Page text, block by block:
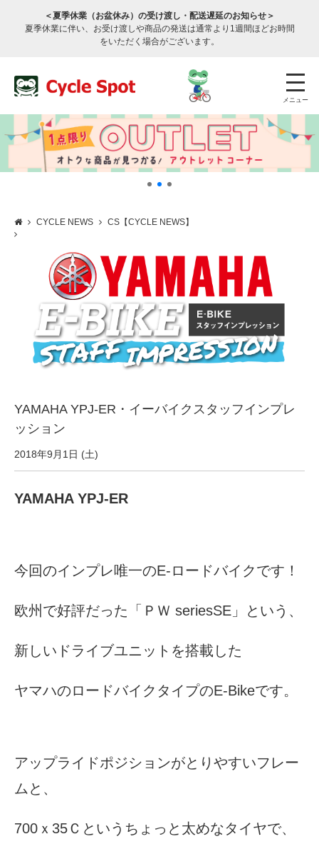
＜夏季休業（お盆休み）の受け渡し・配送遅延のお知らせ＞
夏季休業に伴い、お受け渡しや商品の発送は通常より1週間ほどお時間
をいただく場合がございます。
メニュー
サービスのご案内
サービス全般
修理・メンテナンス工賃
eVita
コンテンツ
特集
CYCLE NEWS CS【CYCLE NEWS】
YAMAHA YPJ-ER・イーバイクスタッフインプレ
ッション
2018年9月1日 (土)
YAMAHA YPJ-ER
今回のインプレ唯一のE-ロードバイクです！
欧州で好評だった「ＰＷ seriesSE」という、
新しいドライブユニットを搭載した
ヤマハのロードバイクタイプのE-Bikeです。
アップライドポジションがとりやすいフレー
ムと、
700ｘ35Ｃというちょっと太めなタイヤで、